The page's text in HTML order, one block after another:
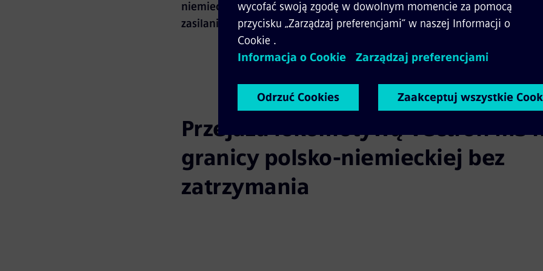
niemieckiej stacji Horka i z powrotem, choć w Polsce i Niemczech
zasilania trakcji elektrycznej i różne systemy bezpieczeństwa.
Przejazd lokomotywą Vectron MS
granicy polsko-niemieckiej bez
zatrzymania